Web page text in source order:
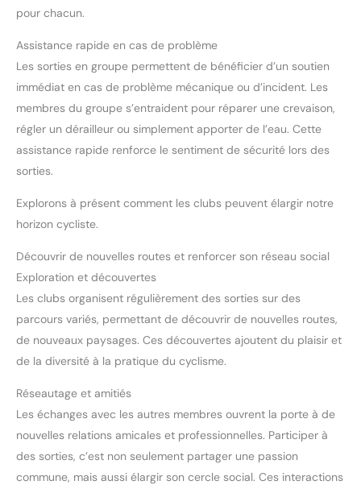
pour chacun.
Assistance rapide en cas de problème
Les sorties en groupe permettent de bénéficier d’un soutien
immédiat en cas de problème mécanique ou d’incident. Les
membres du groupe s’entraident pour réparer une crevaison,
régler un dérailleur ou simplement apporter de l’eau. Cette
assistance rapide renforce le sentiment de sécurité lors des
sorties.
Explorons à présent comment les clubs peuvent élargir notre
horizon cycliste.
Découvrir de nouvelles routes et renforcer son réseau social
Exploration et découvertes
Les clubs organisent régulièrement des sorties sur des
parcours variés, permettant de découvrir de nouvelles routes,
de nouveaux paysages. Ces découvertes ajoutent du plaisir et
de la diversité à la pratique du cyclisme.
Réseautage et amitiés
Les échanges avec les autres membres ouvrent la porte à de
nouvelles relations amicales et professionnelles. Participer à
des sorties, c’est non seulement partager une passion
commune, mais aussi élargir son cercle social. Ces interactions